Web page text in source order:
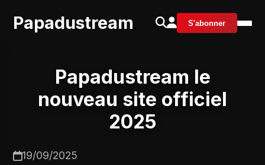
Papadustream S'abonner
Papadustream le
nouveau site officiel
2025
19/09/2025